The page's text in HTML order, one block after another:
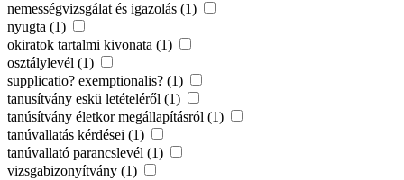
nemességvizsgálat és igazolás (1)
nyugta (1)
okiratok tartalmi kivonata (1)
osztálylevél (1)
supplicatio? exemptionalis? (1)
tanusítvány eskü letételéről (1)
tanúsítvány életkor megállapításról (1)
tanúvallatás kérdései (1)
tanúvallató parancslevél (1)
vizsgabizonyítvány (1)